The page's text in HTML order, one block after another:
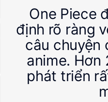
One Piece
định rõ ràng
câu chuyện
anime. Hơn
phát triển